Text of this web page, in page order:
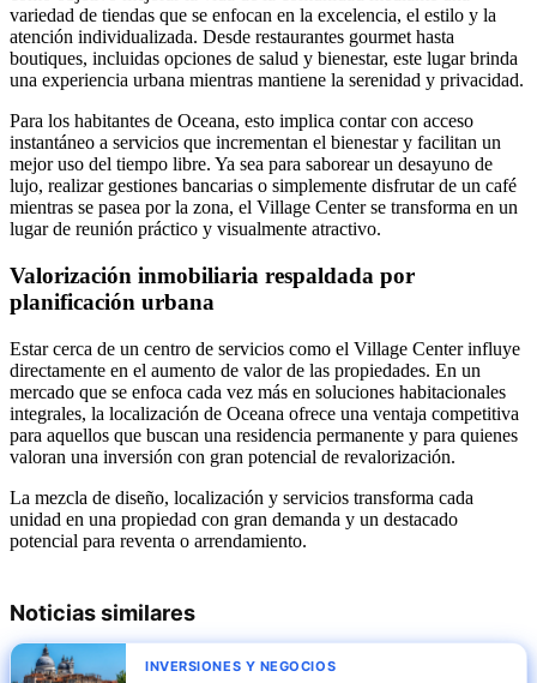
variedad de tiendas que se enfocan en la excelencia, el estilo y la
atención individualizada. Desde restaurantes gourmet hasta
boutiques, incluidas opciones de salud y bienestar, este lugar brinda
una experiencia urbana mientras mantiene la serenidad y privacidad.
Para los habitantes de Oceana, esto implica contar con acceso
instantáneo a servicios que incrementan el bienestar y facilitan un
mejor uso del tiempo libre. Ya sea para saborear un desayuno de
lujo, realizar gestiones bancarias o simplemente disfrutar de un café
mientras se pasea por la zona, el Village Center se transforma en un
lugar de reunión práctico y visualmente atractivo.
Valorización inmobiliaria respaldada por
planificación urbana
Estar cerca de un centro de servicios como el Village Center influye
directamente en el aumento de valor de las propiedades. En un
mercado que se enfoca cada vez más en soluciones habitacionales
integrales, la localización de Oceana ofrece una ventaja competitiva
para aquellos que buscan una residencia permanente y para quienes
valoran una inversión con gran potencial de revalorización.
La mezcla de diseño, localización y servicios transforma cada
unidad en una propiedad con gran demanda y un destacado
potencial para reventa o arrendamiento.
Noticias similares
INVERSIONES Y NEGOCIOS